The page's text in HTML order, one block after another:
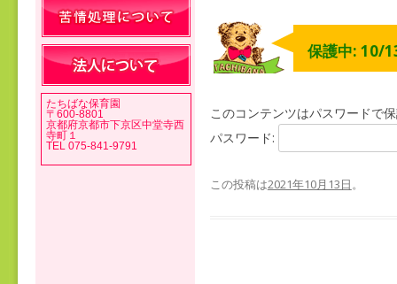
保護中: 10/
このコンテンツはパスワードで
パスワード:
この投稿は2021年10月13日。
たちばな保育園
〒600-8801
京都府京都市下京区中堂寺西
寺町１
TEL 075-841-9791